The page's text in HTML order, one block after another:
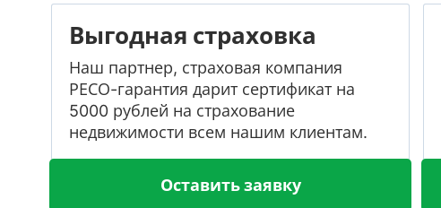
Выгодная страховка
Наш партнер, страховая компания
РЕСО-гарантия дарит сертификат на
5000 рублей на страхование
недвижимости всем нашим клиентам.
Оставить заявку